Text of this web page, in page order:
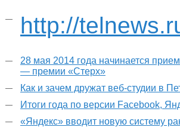
http://
28 мая 2014 года начинается
— премии «Стерх»
Как и зачем дружат веб-студии в
Итоги года по версии Facebook,
«Яндекс» вводит новую систему